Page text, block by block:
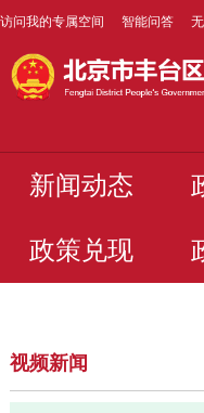
访问我的专属空间 智能问答
新闻动态
政策兑现
视频新闻